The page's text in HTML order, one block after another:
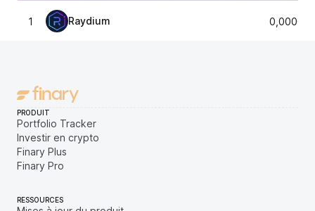
1 Raydium
PRODUIT
Portfolio Tracker
Investir en crypto
Finary Plus
Finary Pro
RESSOURCES